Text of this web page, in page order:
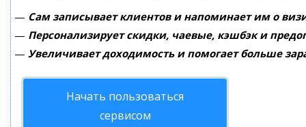
— Сам записывает клиентов и напоминает им о
— Персонализирует скидки, чаевые, кэшбэк и
— Увеличивает доходимость и помогает больше
Начать пользоваться
сервисом